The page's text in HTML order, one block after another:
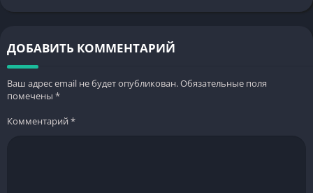
ДОБАВИТЬ КОММЕНТАРИЙ
Ваш адрес email не будет опубликован.Обязательные поля
помечены *
Комментарий*